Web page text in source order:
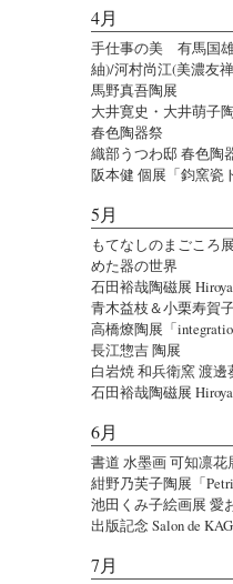
4月
手仕事の美 有馬国
紬)/河村尚江(美濃友
馬野真吾陶展
大井寛史・大井萌子
春色陶器祭
織部うつわ邸 春色陶
阪本健 個展「鈞窯瓷
5月
もてなしのまごころ
めた器の世界
石田裕哉陶磁展
青木益枝＆小栗寿賀
高橋燎陶展「
長江惣吉 陶展
白岩焼 和兵衛窯 渡邊
石田裕哉陶磁展
6月
書道 水墨画 可知凛花
紺野乃芙子陶展「
池田くみ子絵画展 愛
出版記念 Salon de
7月